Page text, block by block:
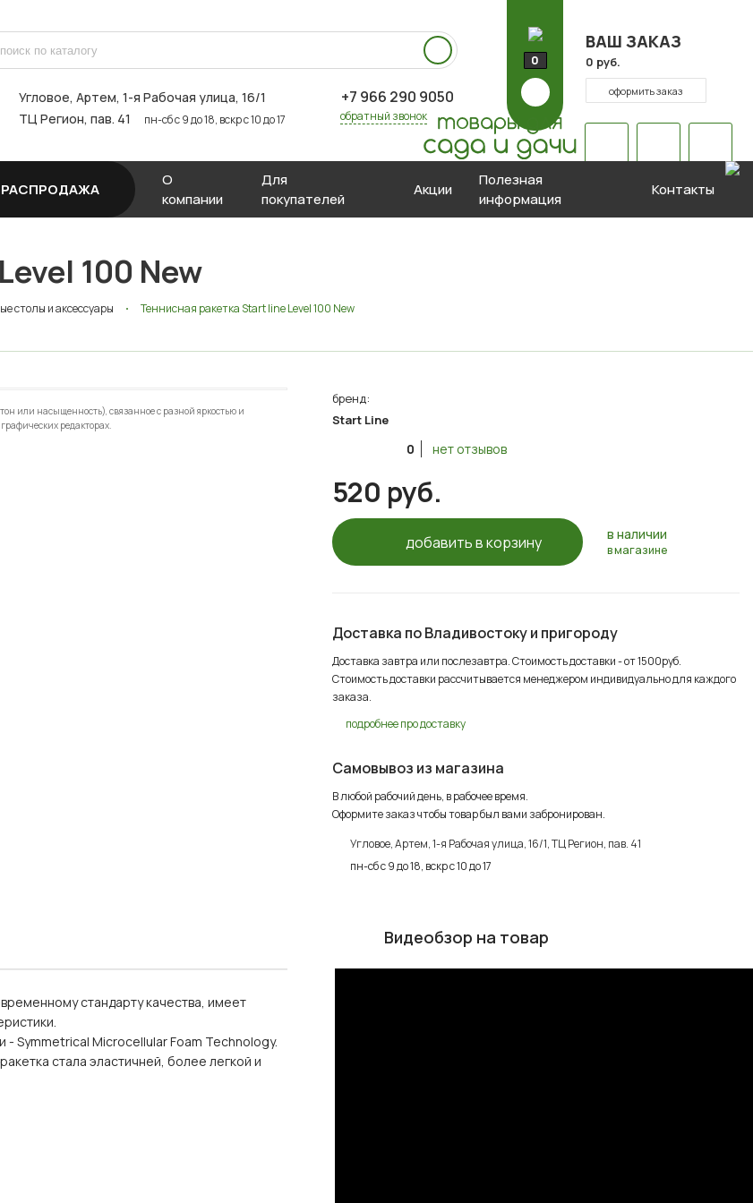
Угловое, Артем, ​1-я Рабочая улица, 16/1
ТЦ Регион, пав. 41
пн-сб с 9 до 18, вскр с 10 до 17
+7 966 290 9050
обратный звонок
0
ВАШ ЗАКАЗ
0 руб.
оформить заказ
РАСПРОДАЖА
О
компании
Для
покупателей
Акции
Полезная
информация
Контакты
100 New
столы и аксессуары Теннисная ракетка Start line Level 100 New
или насыщенность), связанное с разной яркостью и
редакторах.
бренд:
Start Line
0 нет отзывов
520 руб.
добавить в корзину в наличии
в магазине
Доставка по Владивостоку и пригороду
Доставка завтра или послезавтра. Стоимость доставки - от 1500руб.
Стоимость доставки рассчитывается менеджером индивидуально для каждого
заказа.
подробнее про доставку
Самовывоз из магазина
В любой рабочий день, в рабочее время.
Оформите заказ чтобы товар был вами забронирован.
Угловое, Артем, ​1-я Рабочая улица, 16/1, ТЦ Регион, пав. 41
пн-сб с 9 до 18, вскр с 10 до 17
стандарту качества, имеет
- Symmetrical Microcellular Foam Technology.
стала эластичней, более легкой и
Видеобзор на товар